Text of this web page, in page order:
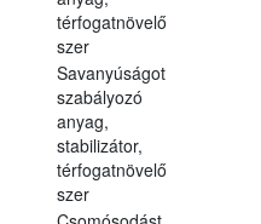
térfogatnövelő
szer
Savanyúságot
szabályozó
anyag,
stabilizátor,
térfogatnövelő
szer